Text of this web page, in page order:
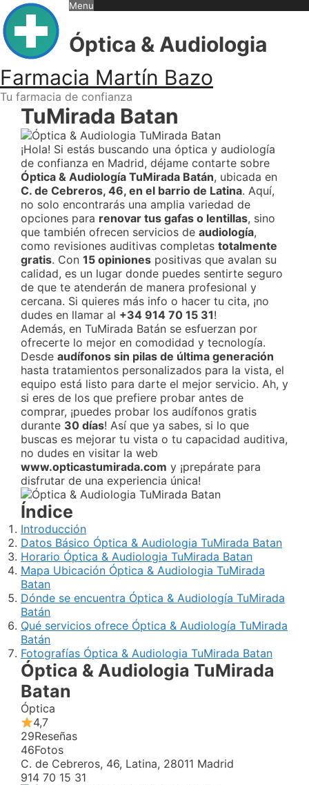
Skip
to
content
Farmacia Martín Bazo
Tu farmacia de confianza
Menu
Óptica & Audiologia
TuMirada Batan
¡Hola! Si estás buscando una óptica y audiología
de confianza en Madrid, déjame contarte sobre
Óptica & Audiología TuMirada Batán, ubicada en
C. de Cebreros, 46, en el barrio de Latina. Aquí,
no solo encontrarás una amplia variedad de
opciones para renovar tus gafas o lentillas, sino
que también ofrecen servicios de audiología,
como revisiones auditivas completas totalmente
gratis. Con 15 opiniones positivas que avalan su
calidad, es un lugar donde puedes sentirte seguro
de que te atenderán de manera profesional y
cercana. Si quieres más info o hacer tu cita, ¡no
dudes en llamar al +34 914 70 15 31!
Además, en TuMirada Batán se esfuerzan por
ofrecerte lo mejor en comodidad y tecnología.
Desde audífonos sin pilas de última generación
hasta tratamientos personalizados para la vista, el
equipo está listo para darte el mejor servicio. Ah, y
si eres de los que prefiere probar antes de
comprar, ¡puedes probar los audífonos gratis
durante 30 días! Así que ya sabes, si lo que
buscas es mejorar tu vista o tu capacidad auditiva,
no dudes en visitar la web
www.opticastumirada.com y ¡prepárate para
disfrutar de una experiencia única!
Índice
Introducción
Datos Básico Óptica & Audiologia TuMirada Batan
Horario Óptica & Audiologia TuMirada Batan
Mapa Ubicación Óptica & Audiologia TuMirada
Batan
Dónde se encuentra Óptica & Audiología TuMirada
Batán
Qué servicios ofrece Óptica & Audiología TuMirada
Batán
Fotografías Óptica & Audiologia TuMirada Batan
Óptica & Audiologia TuMirada
Batan
Óptica
4,7
29Reseñas
46Fotos
C. de Cebreros, 46, Latina, 28011 Madrid
914 70 15 31